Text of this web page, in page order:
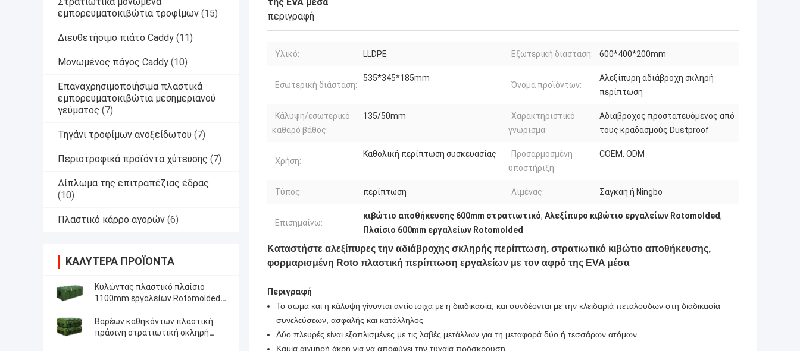
εμπορευματοκιβώτια τροφίμων (15)
Διευθετήσιμο πιάτο Caddy (11)
Μονωμένος πάγος Caddy (10)
Επαναχρησιμοποιήσιμα πλαστικά
εμπορευματοκιβώτια μεσημεριανού
γεύματος (7)
Τηγάνι τροφίμων ανοξείδωτου (7)
Περιστροφικά προϊόντα χύτευσης (7)
Δίπλωμα της επιτραπέζιας έδρας
(10)
Πλαστικό κάρρο αγορών (6)
ΚΑΛΎΤΕΡΑ ΠΡΟΪΌΝΤΑ
Κυλώντας πλαστικό πλαίσιο
1100mm εργαλείων Rotomolded
καμερών
Βαρέων καθηκόντων πλαστική
πράσινη στρατιωτική σκληρή
περιγραφή
Υλικό: LLDPE Εξωτερική διάσταση: 600*400*200mm
Εσωτερική διάσταση:
535*345*185mm
Όνομα προϊόντων:
Αλεξίπυρη αδιάβροχη σκληρή
περίπτωση
Κάλυψη/εσωτερικό
καθαρό βάθος:
135/50mm
Χαρακτηριστικό
γνώρισμα:
Αδιάβροχος προστατευόμενος από
τους κραδασμούς Dustproof
Χρήση:
Καθολική περίπτωση συσκευασίας
Προσαρμοσμένη
υποστήριξη:
COEM, ODM
Τύπος: περίπτωση Λιμένας: Σαγκάη ή Ningbo
Επισημαίνω:
κιβώτιο αποθήκευσης 600mm στρατιωτικό, Αλεξίπυρο κιβώτιο εργαλείων Rotomolded,
Πλαίσιο 600mm εργαλείων Rotomolded
Καταστήστε αλεξίπυρες την αδιάβροχης σκληρής περίπτωση, στρατιωτικό κιβώτιο αποθήκευσης,
φορμαρισμένη Roto πλαστική περίπτωση εργαλείων με τον αφρό της EVA μέσα
Περιγραφή
Το σώμα και η κάλυψη γίνονται αντίστοιχα με η διαδικασία, και συνδέονται με την κλειδαριά πεταλούδων στη διαδικασία
συνελεύσεων, ασφαλής και κατάλληλος
Δύο πλευρές είναι εξοπλισμένες με τις λαβές μετάλλων για τη μεταφορά δύο ή τεσσάρων ατόμων
Καμία αιχμηρή άκρη για να αποφύγει την τυχαία πρόσκρουση